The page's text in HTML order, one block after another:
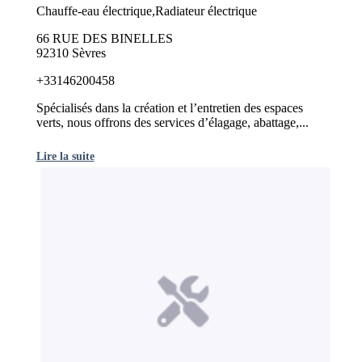
Chauffe-eau électrique,Radiateur électrique
66 RUE DES BINELLES
92310 Sèvres
+33146200458
Spécialisés dans la création et l’entretien des espaces
verts, nous offrons des services d’élagage, abattage,...
Lire la suite